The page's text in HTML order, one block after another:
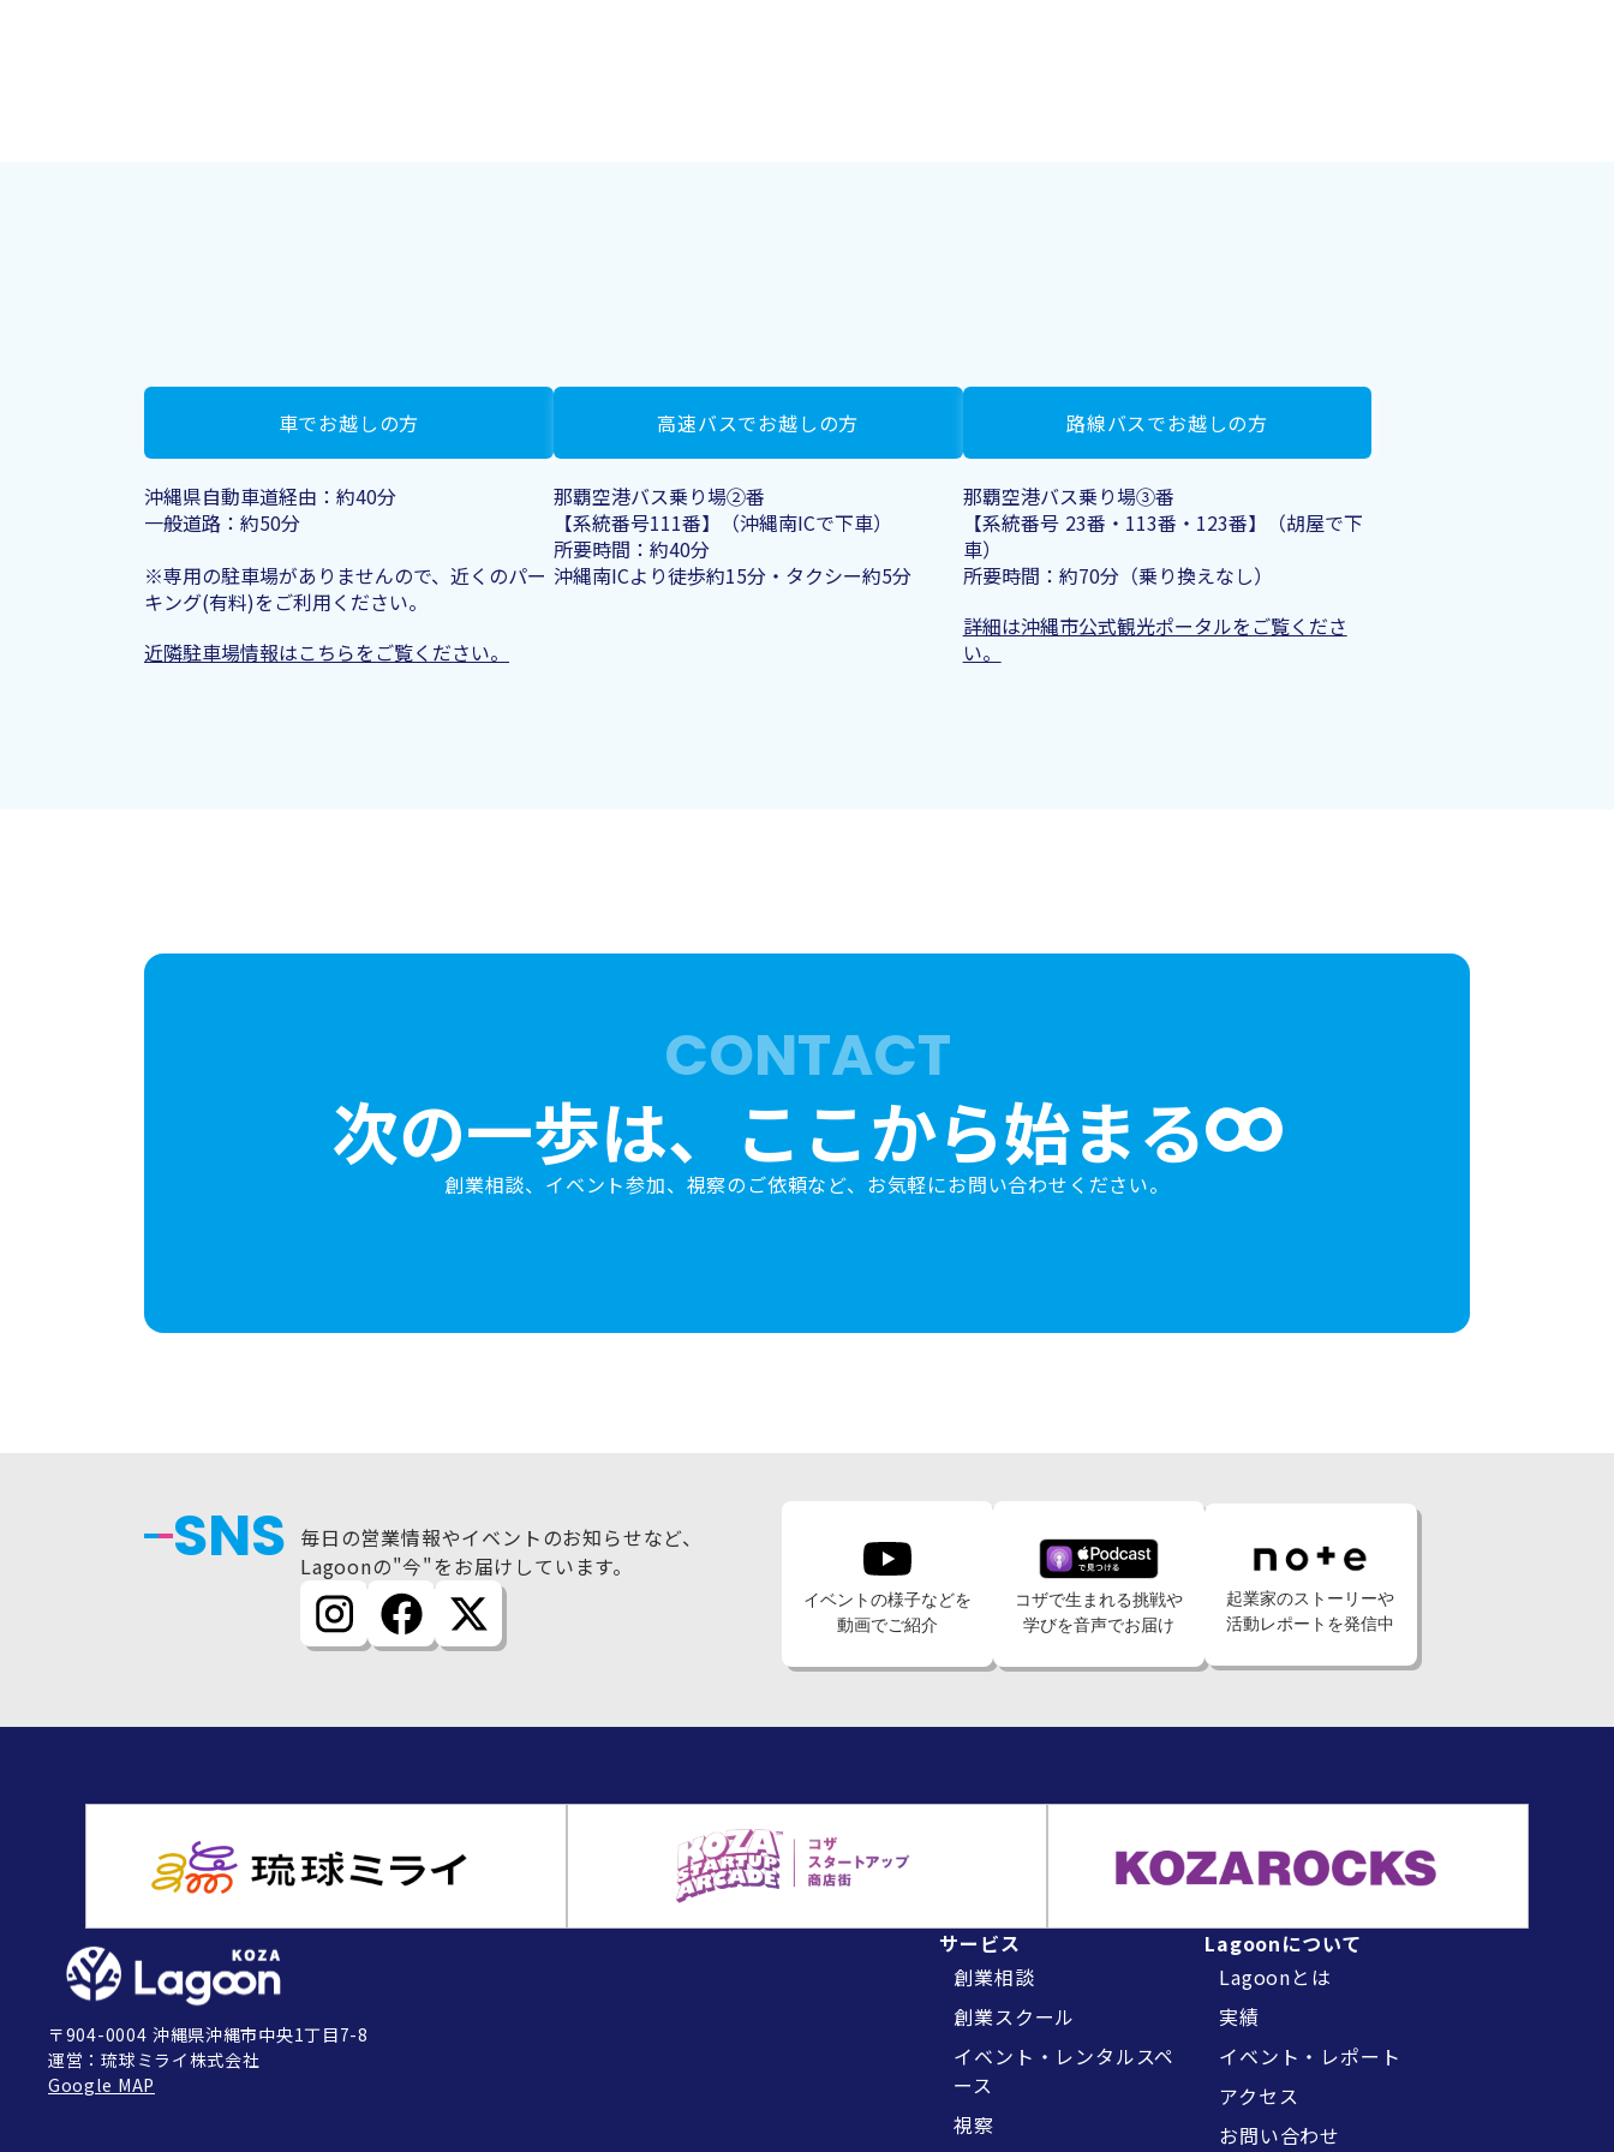
車でお越しの方
​沖縄県自動車道経由：約40分
一般道路：約50分
​​※​専用の駐車場がありませんので、近くのパー
キング(有料)をご利用ください。
​近隣駐車場情報はこちらをご覧ください。
高速バスでお越しの方
那覇空港バス乗り場②番
【系統番号111番】（沖縄南ICで下車）
​所要時間：約40分
​沖縄南ICより徒歩約15分・タクシー約5分
路線バスでお越しの方
那覇空港バス乗り場③番
【系統番号 23番・113番・123番】​（胡屋で下
車）
所要時間：約70分（乗り換えなし）​
詳細は沖縄市公式観光ポータルをご覧くださ
い。
CONTACT
次の一歩は、ここから始まる
創業相談、イベント参加、視察のご依頼など、お気軽にお問い合わせください。
SNS 毎日の営業情報やイベントのお知らせなど、
Lagoonの"今"をお届けしています。
イベントの様子などを
動画でご紹介
コザで生まれる挑戦や
学びを音声でお届け
起業家のストーリーや
活動レポートを発信中
〒904-0004 沖縄県沖縄市中央1丁目7-8
運営：琉球ミライ株式会社
Google MAP
サービス
創業相談
創業スクール
イベント・レンタルスペ
ース
視察
Lagoonについて
Lagoonとは
実績
イベント・レポート
アクセス
お問い合わせ